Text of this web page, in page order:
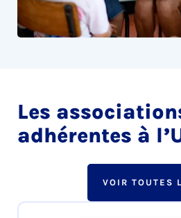
Les
adhérentes à
VOIR TOUTES